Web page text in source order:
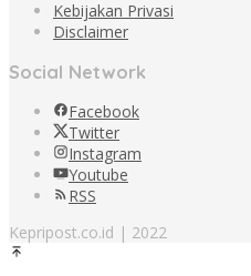
Kebijakan Privasi
Disclaimer
Social Network
Facebook
Twitter
Instagram
Youtube
RSS
Kepripost.co.id | 2022